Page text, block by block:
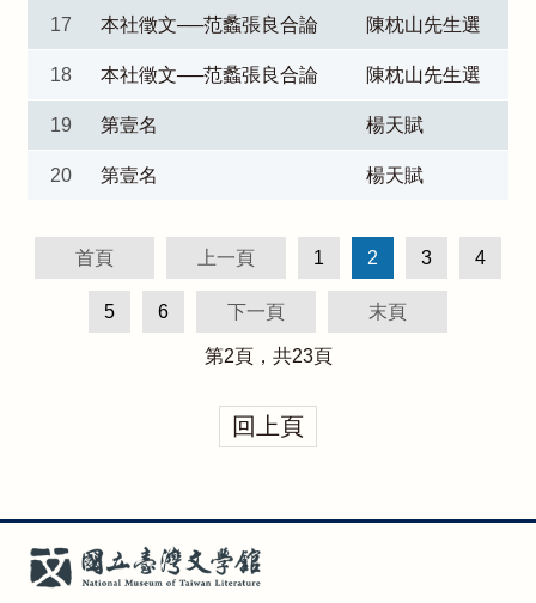
17 本社徵文──范蠡張良合論 陳枕山先生選
18 本社徵文──范蠡張良合論 陳枕山先生選
19 第壹名 楊天賦
20 第壹名 楊天賦
首頁 上一頁 1 2 3 4
5 6 下一頁 末頁
第2頁，共23頁
回上頁